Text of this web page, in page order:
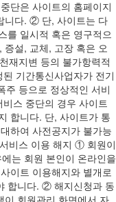
단은 사이트의 홈페이지
니다. ② 단, 사이트는 다
를 일시적 혹은 영구적으
설, 교체, 고장 혹은 오
재지변 등의 불가항력적
기간통신사업자가 전기
주 등으로 정상적인 서비
스 중단의 경우 사이트
합니다. 단, 사이트가 통
하여 사전공지가 불가능
비스 이용 해지 ① 회원이
는 회원 본인이 온라인을
이트 이용해지와 별개로
합니다. ② 해지신청과 동
이 회원관리 화면에서 자